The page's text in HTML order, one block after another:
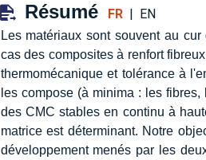
Résumé FR| EN
Les matériaux sont souvent au
cas des composites à renfort
thermomécanique et tolérance à
les compose (à minima : les
des CMC stables en continu à
matrice est déterminant. Notre
développement menés par les